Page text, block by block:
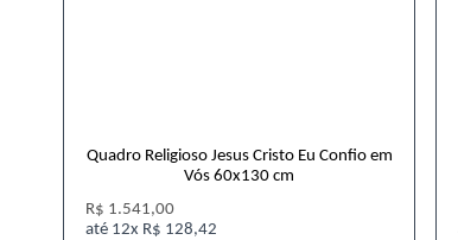
Quadro Religioso Jesus Cristo Eu Confio em
Vós 60x130 cm
R$ 1.541,00
12x R$ 128,42